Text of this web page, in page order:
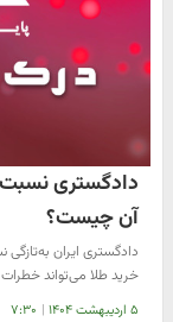
دادگستری نسبت
آن چیست؟
دادگستری ایران
خرید طلا می‌تواند
۵ اردیبهشت ۱۴۰۴ | ۷:۳۰